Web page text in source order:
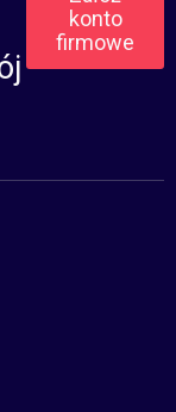
konto
firmowe